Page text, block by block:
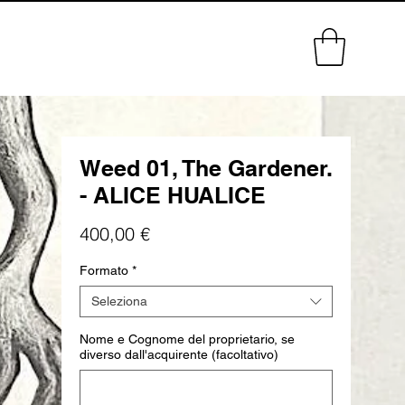
Weed 01, The Gardener.
- ALICE HUALICE
400,00 €Prezzo
Formato *
Seleziona
Nome e Cognome del proprietario, se
diverso dall'acquirente (facoltativo)